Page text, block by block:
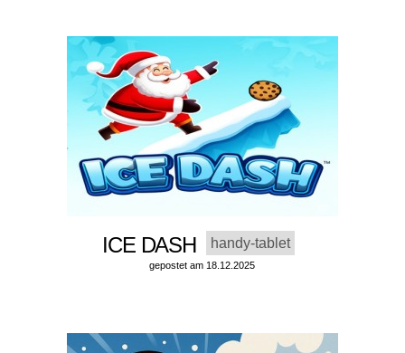
ICE DASH handy-tablet
gepostet am 18.12.2025